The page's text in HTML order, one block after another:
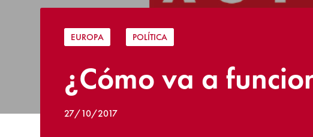
EUROPA POLÍTICA
¿Cómo va a
27/10/2017